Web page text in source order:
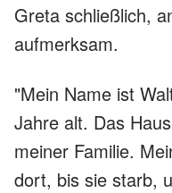
Greta schließlich,
aufmerksam.
"Mein Name ist
Jahre alt. Das
meiner Familie.
dort, bis sie starb,